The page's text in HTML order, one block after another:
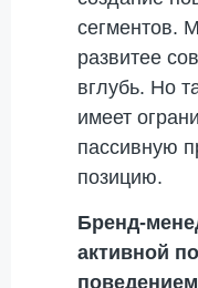
сегментов.
развитее
вглубь. Но
имеет
пассивную
позицию.
Бренд-
активной